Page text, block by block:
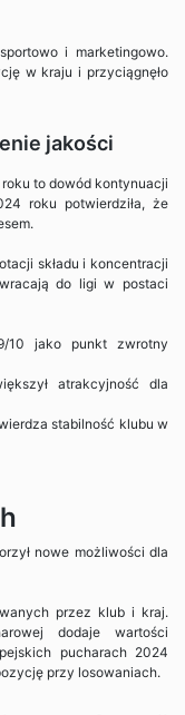
i marketingowo.
w kraju i przyciągnęło
jakości
to dowód kontynuacji
roku potwierdziła, że
składu i koncentracji
do ligi w postaci
10 jako punkt zwrotny
atrakcyjność dla
stabilność klubu w
nowe możliwości dla
przez klub i kraj.
dodaje wartości
pucharach 2024
przy losowaniach.